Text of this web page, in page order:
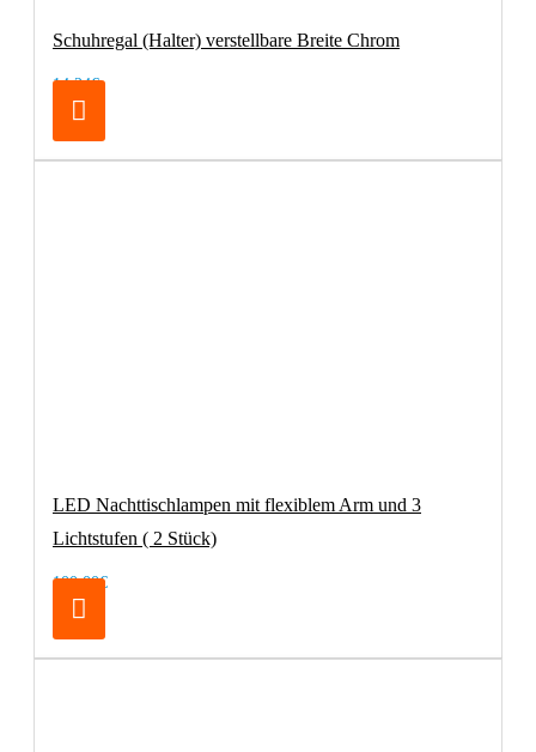
Schuhregal (Halter) verstellbare Breite Chrom
14,24€
LED Nachttischlampen mit flexiblem Arm und 3
Lichtstufen ( 2 Stück)
100,00€